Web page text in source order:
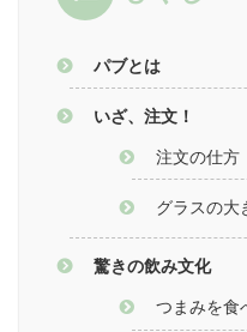
パブとは
いざ、注文！
注文の仕方
グラスの大
驚きの飲み文化
つまみを食